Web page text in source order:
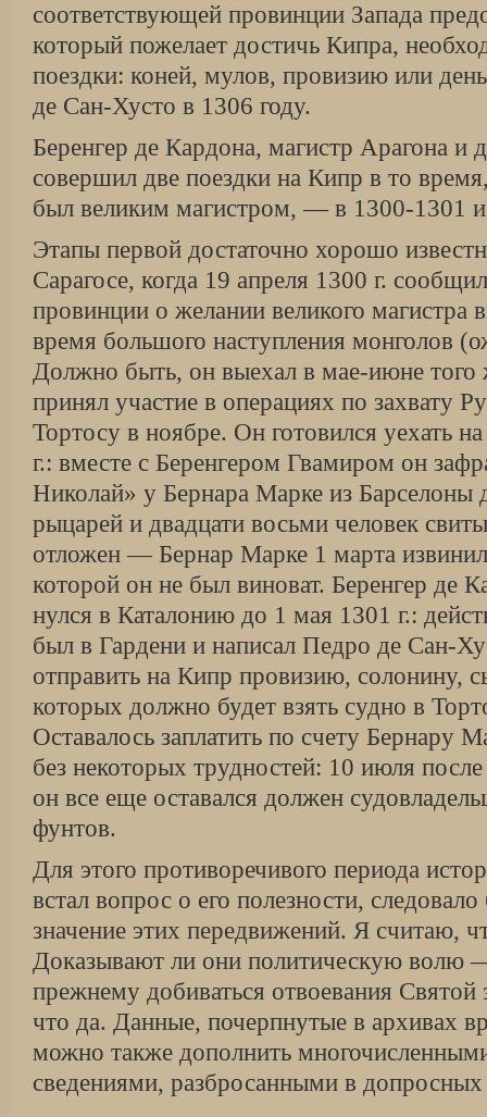
соответствующей про­винции Запада
который пожелает достичь Кипра,
поездки: коней, мулов, провизию или
де Сан-Хусто в 1306 году.
Беренгер де Кардона, магистр Арагона
совершил две поездки на Кипр в то
был великим магистром, — в 1300-1301 и
Этапы первой достаточно хорошо
Сарагосе, когда 19 апреля 1300 г.
провинции о желании великого магистра
время большого наступления монголов
Должно быть, он выехал в мае-июне того
принял участие в операциях по захвату
Тортосу в ноябре. Он готовил­ся уехать
г.: вместе с Беренгером Гвамиром он
Николай» у Бернара Марке из Барселоны
рыцарей и двадцати восьми человек
отложен — Бернар Марке 1 марта
которой он не был виноват. Беренгер де
нулся в Каталонию до 1 мая 1301 г.:
был в Гардени и написал Педро де Сан-
отправить на Кипр провизию, солонину,
которых должно будет взять судно в
Оставалось заплатить по счету Бернару
без некоторых трудностей: 10 июля
он все еще оставался должен
фунтов.
Для этого противоречивого периода
встал вопрос о его полезности,
значение этих передвижений. Я счи­таю,
Доказывают ли они поли­тическую
прежнему до­биваться отвоевания
что да. Данные, почерпнутые в архивах
можно также дополнить
сведениями, разбросанными в допросных